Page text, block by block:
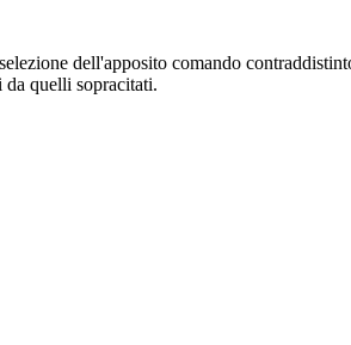
dell'apposito comando
quelli sopracitati.